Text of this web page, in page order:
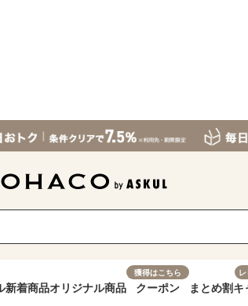
新着商品オリジナル商品
獲得はこちら
クーポン まとめ割キ